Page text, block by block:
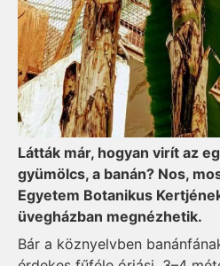
Látták már, hogyan virít az
gyümölcs, a banán? Nos,
Egyetem Botanikus
üvegházban megnézhetik.
Bár a köznyelvben